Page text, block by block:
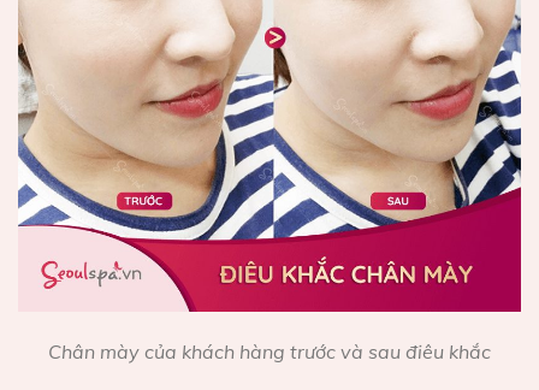
Chân mày của khách hàng trước và sau điêu khắc